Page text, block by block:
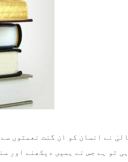
نے انسان کو ان گنت نعمتوں
تو ہے جس نے ہمیں دیکھنے اور